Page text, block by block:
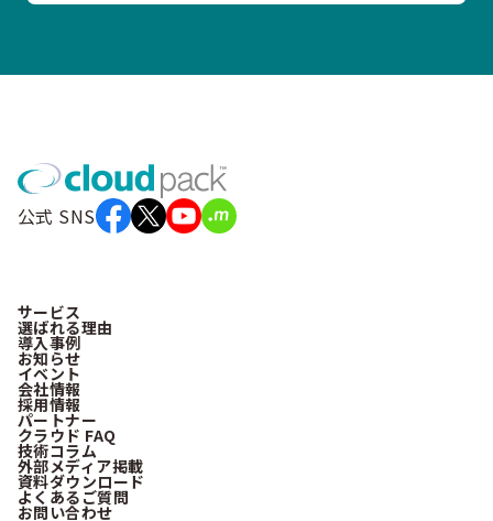
公式 SNS
サービス
選ばれる理由
導入事例
お知らせ
イベント
会社情報
採用情報
パートナー
クラウド FAQ
技術コラム
外部メディア掲載
資料ダウンロード
よくあるご質問
お問い合わせ